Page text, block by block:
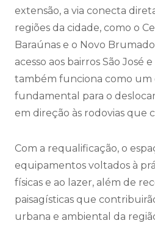
extensão, a via conecta
regiões da cidade, como o
Baraúnas e o Novo
acesso aos bairros São José
também funciona como um
fundamental para o
em direção às rodovias que
Com a requalificação, o
equipamentos voltados à
físicas e ao lazer, além de
paisagísticas que
urbana e ambiental da